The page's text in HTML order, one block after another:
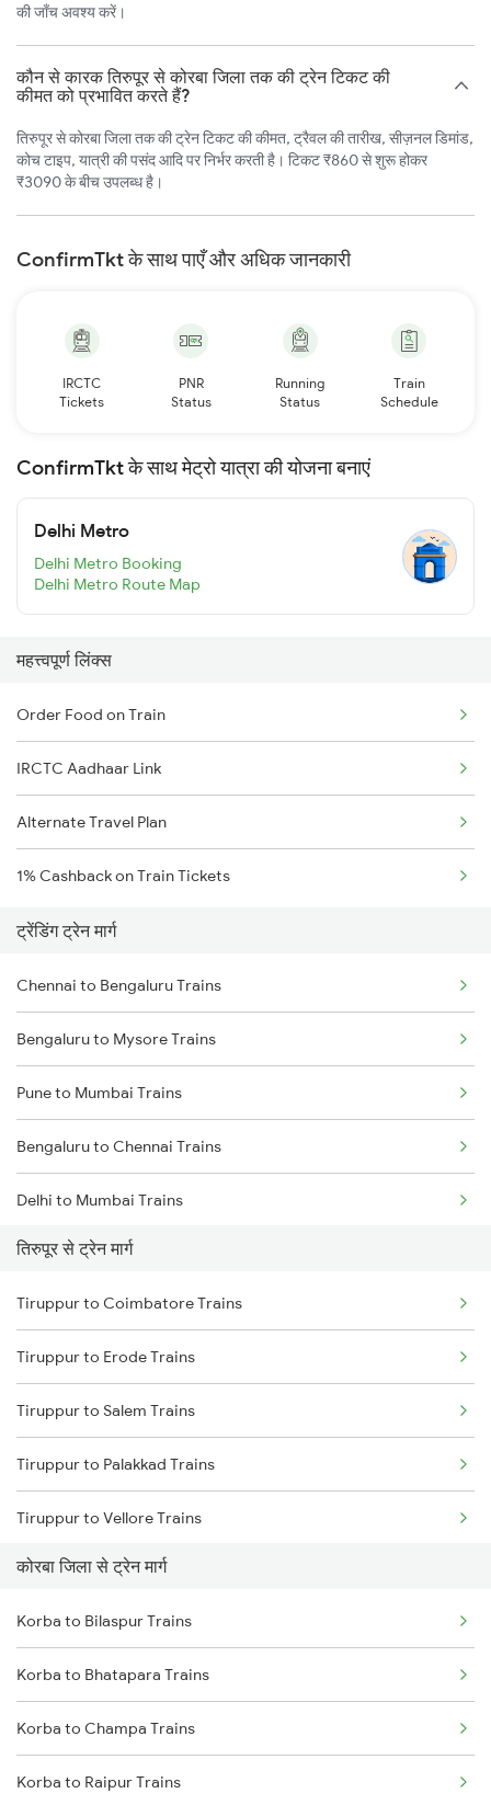
की जाँच अवश्य करें।
कौन से कारक तिरुपूर से कोरबा जिला तक की ट्रेन टिकट की
कीमत को प्रभावित करते हैं?
तिरुपूर से कोरबा जिला तक की ट्रेन टिकट की कीमत, ट्रैवल की तारीख, सीज़नल डिमांड,
कोच टाइप, यात्री की पसंद आदि पर निर्भर करती है। टिकट ₹860 से शुरू होकर
₹3090 के बीच उपलब्ध है।
ConfirmTkt के साथ पाएँ और अधिक जानकारी
IRCTC
Tickets
PNR
Status
Running
Status
Train
Schedule
ConfirmTkt के साथ मेट्रो यात्रा की योजना बनाएं
Delhi Metro
Delhi Metro Booking
Delhi Metro Route Map
महत्त्वपूर्ण लिंक्स
Order Food on Train
IRCTC Aadhaar Link
Alternate Travel Plan
1% Cashback on Train Tickets
ट्रेंडिंग ट्रेन मार्ग
Chennai to Bengaluru Trains
Bengaluru to Mysore Trains
Pune to Mumbai Trains
Bengaluru to Chennai Trains
Delhi to Mumbai Trains
Mumbai to Pune Trains
Delhi to Jammu Trains
Mumbai to Delhi Trains
Mumbai to Goa Trains
Chennai to Coimbatore Trains
तिरुपूर से ट्रेन मार्ग
Tiruppur to Coimbatore Trains
Tiruppur to Erode Trains
Tiruppur to Salem Trains
Tiruppur to Palakkad Trains
Tiruppur to Vellore Trains
Tiruppur to Jolarpettai Trains
Tiruppur to Ernakulam Trains
Tiruppur to Chennai Trains
Tiruppur to Aluva Trains
कोरबा जिला से ट्रेन मार्ग
Korba to Bilaspur Trains
Korba to Bhatapara Trains
Korba to Champa Trains
Korba to Raipur Trains